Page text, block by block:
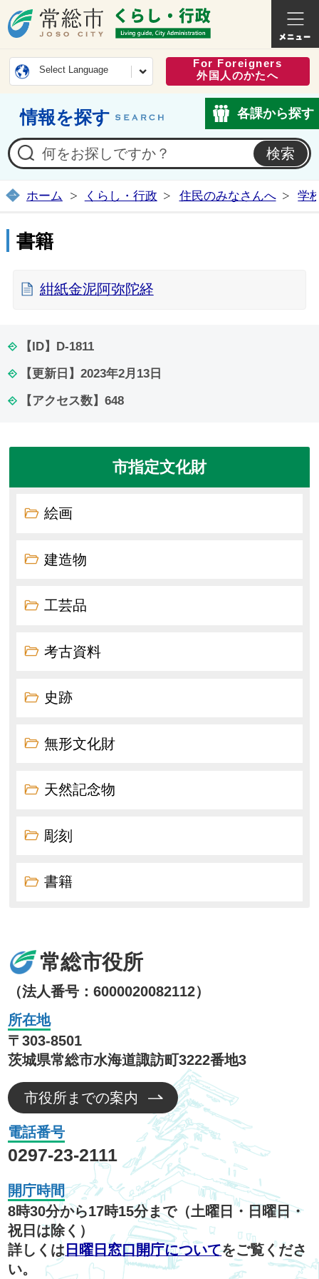
常総市公式ホームページ
くらし
Select Language
For Foreigners
外国人のかたへ
情報を探す 各課から探す
ホーム くらし・行政 住民のみなさんへ 学
書籍
紺紙金泥阿弥陀経
【ID】 D-1811
【更新日】 2023年2月13日
【アクセス数】 648
市指定文化財
絵画
建造物
工芸品
考古資料
史跡
無形文化財
天然記念物
彫刻
書籍
常総市役所
（法人番号：6000020082112）
所在地
〒303-8501
茨城県常総市水海道諏訪町3222番地3
市役所までの案内
電話番号
0297-23-2111
開庁時間
8時30分から17時15分まで（土曜日・日曜日・
祝日は除く）
詳しくは 日曜日窓口開庁についてをご覧くださ
い。